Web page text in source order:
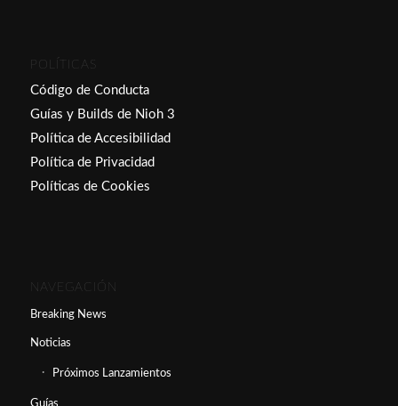
POLÍTICAS
Código de Conducta
Guías y Builds de Nioh 3
Política de Accesibilidad
Política de Privacidad
Políticas de Cookies
NAVEGACIÓN
Breaking News
Noticias
Próximos Lanzamientos
Guías